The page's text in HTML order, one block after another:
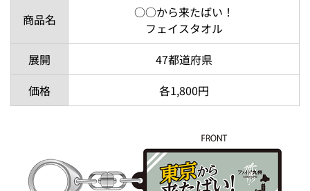
商品名
○○から来たばい！
フェイスタオル
展開
47都道府県
価格
各1,800円